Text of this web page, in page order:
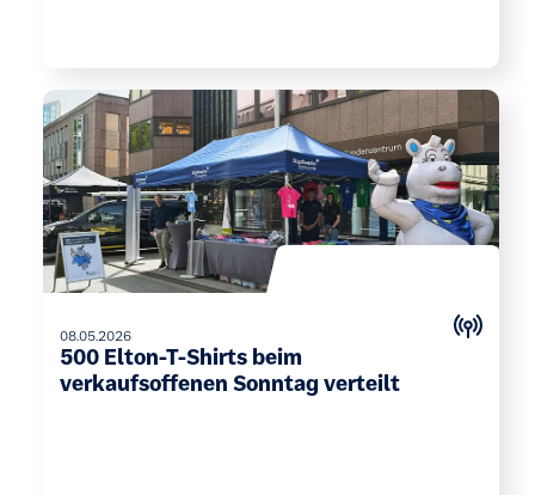
08.05.2026
500 Elton-T-Shirts beim
verkaufsoffenen Sonntag verteilt